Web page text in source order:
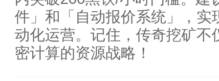
件」和「自动报价系统」，实
动化运营。记住，传奇挖矿不
密计算的资源战略！